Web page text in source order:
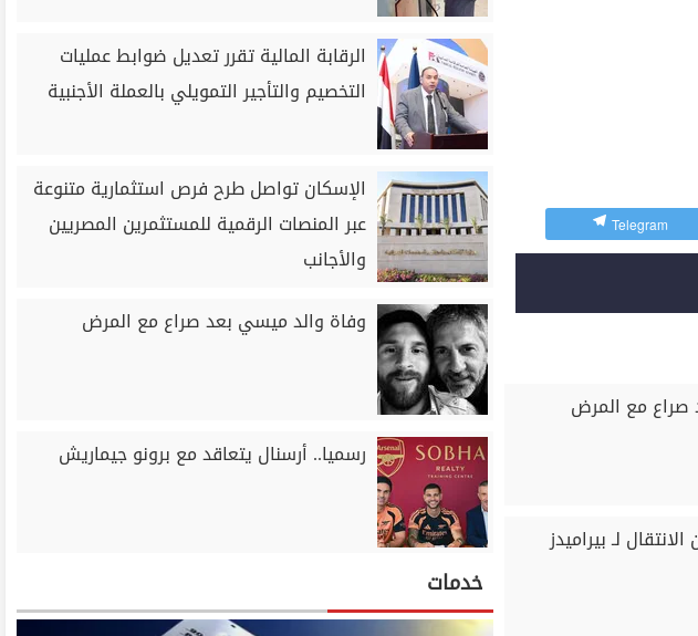
Telegram
صراع مع المرض
لـ بيراميدز
الرقابة المالية تقرر تعديل ضوابط عمليات
التخصيم والتأجير التمويلي بالعملة الأجنبية
الإسكان تواصل طرح فرص استثمارية متنوعة
عبر المنصات الرقمية للمستثمرين المصريين
والأجانب
وفاة والد ميسي بعد صراع مع المرض
رسميا.. أرسنال يتعاقد مع برونو جيماريش
خدمات